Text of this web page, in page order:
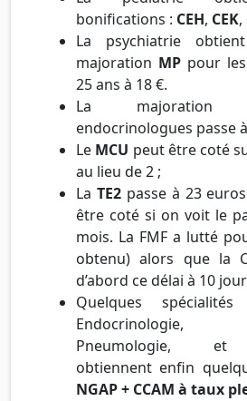
bonifications : CEH, CEK,
La psychiatrie
majoration MP pour
25 ans à 18 €.
La majoration
endocrinologues passe
Le MCU peut être coté
au lieu de 2 ;
La TE2passe à 23
être coté si on voit le
mois. La FMF a lutté
obtenu) alors que la
d’abord ce délai à 10
Quelques spécialités
Endocrinologie,
Pneumologie, et
obtiennent enfin
NGAP + CCAM à taux